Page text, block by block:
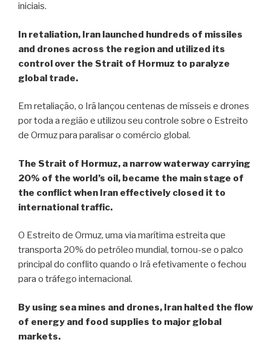
iniciais.
In retaliation, Iran launched hundreds of missiles
and drones across the region and utilized its
control over the Strait of Hormuz to paralyze
global trade.
Em retaliação, o Irã lançou centenas de mísseis e drones
por toda a região e utilizou seu controle sobre o Estreito
de Ormuz para paralisar o comércio global.
The Strait of Hormuz, a narrow waterway carrying
20% of the world’s oil, became the main stage of
the conflict when Iran effectively closed it to
international traffic.
O Estreito de Ormuz, uma via marítima estreita que
transporta 20% do petróleo mundial, tornou-se o palco
principal do conflito quando o Irã efetivamente o fechou
para o tráfego internacional.
By using sea mines and drones, Iran halted the flow
of energy and food supplies to major global
markets.